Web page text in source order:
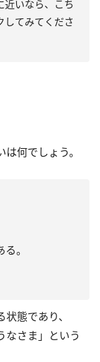
近いなら、こち
してみてくださ
何でしょう。
。
態であり、
なさま」という